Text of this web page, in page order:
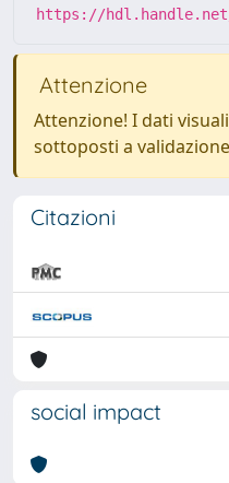
https://hdl.handle.net/
Attenzione
Attenzione! I dati
sottoposti a
Citazioni
social impact